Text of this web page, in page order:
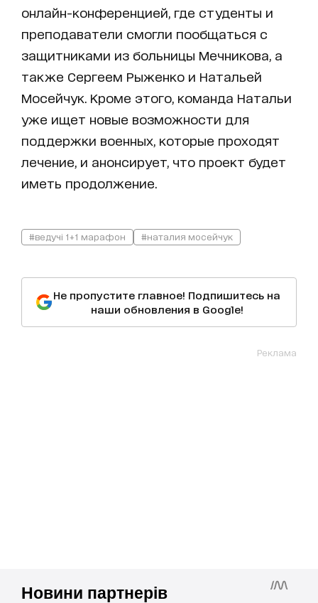
онлайн-конференцией, где студенты и
преподаватели смогли пообщаться с
защитниками из больницы Мечникова, а
также Сергеем Рыженко и Натальей
Мосейчук. Кроме этого, команда Натальи
уже ищет новые возможности для
поддержки военных, которые проходят
лечение, и анонсирует, что проект будет
иметь продолжение.
#ведучі 1+1 марафон #наталия мосейчук
Не пропустите главное! Подпишитесь на
наши обновления в Google!
Реклама